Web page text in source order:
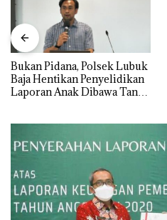
Bukan Pidana, Polsek Lubuk
Baja Hentikan Penyelidikan
Laporan Anak Dibawa Tanpa